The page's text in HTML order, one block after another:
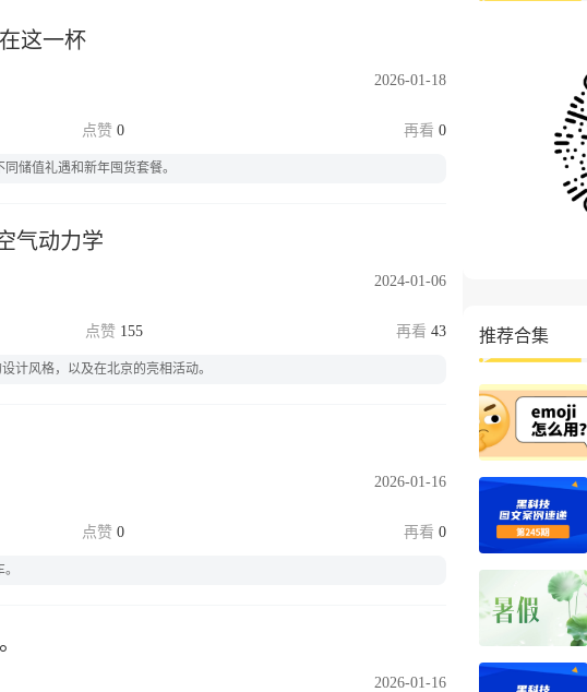
这一杯
2026-01-18
0 0
储值礼遇和新年囤货套餐。
气动力学
2024-01-06
155 43
计风格，以及在北京的亮相活动。
2026-01-16
0 0
2026-01-16
推荐合集